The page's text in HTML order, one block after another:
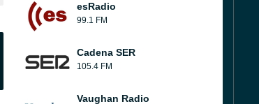
esRadio
99.1 FM
Cadena SER
105.4 FM
Vaughan Radio